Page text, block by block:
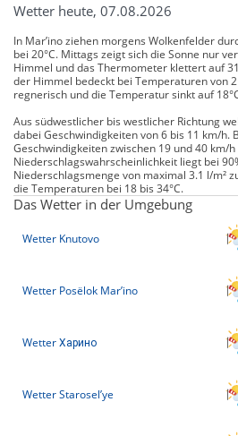
Wetter heute, 07.08.2026
In Mar’ino ziehen morgens Wolkenfelder
bei 20°C. Mittags zeigt sich die Sonne nur
Himmel und das Thermometer klettert auf
der Himmel bedeckt bei Temperaturen von
regnerisch und die Temperatur sinkt auf
Aus südwestlicher bis westlicher Richtung
dabei Geschwindigkeiten von 6 bis 11 km/h.
Geschwindigkeiten zwischen 19 und 40 km/
Niederschlagswahrscheinlichkeit liegt bei
Niederschlagsmenge von maximal 3.1 l/m²
die Temperaturen bei 18 bis 34°C.
Das Wetter in der Umgebung
Wetter Knutovo
Wetter Posëlok Mar’ino
Wetter Харино
Wetter Starosel’ye